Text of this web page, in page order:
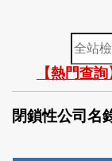
全
站
檢
索
【熱門查
閉鎖性公司名